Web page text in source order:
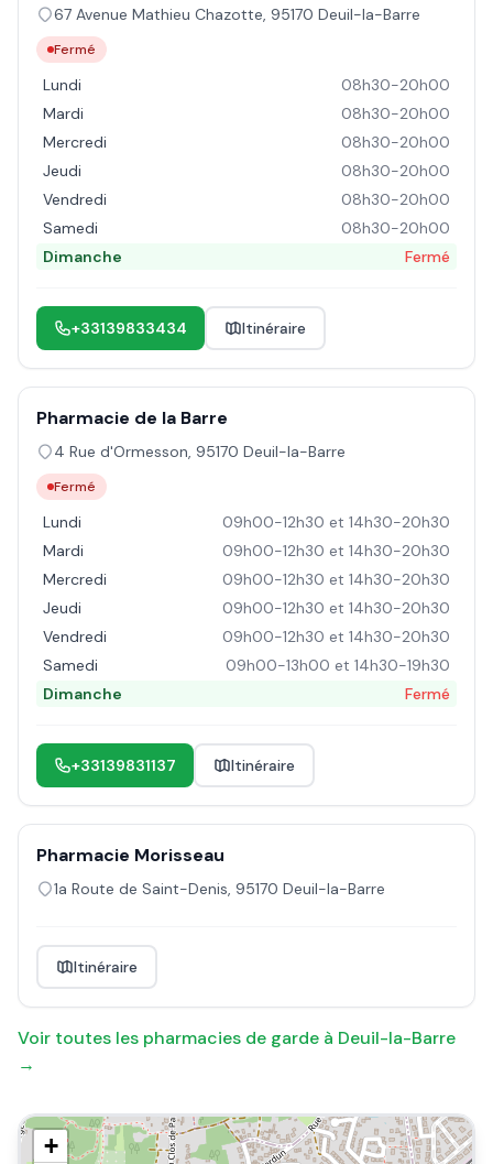
67 Avenue Mathieu Chazotte, 95170 Deuil-la-Barre
Fermé
Lundi
08h30-20h00
Mardi
08h30-20h00
Mercredi
08h30-20h00
Jeudi
08h30-20h00
Vendredi
08h30-20h00
Samedi
08h30-20h00
Dimanche
Fermé
+33139833434 Itinéraire
Pharmacie de la Barre
4 Rue d'Ormesson, 95170 Deuil-la-Barre
Fermé
Lundi
09h00-12h30 et 14h30-20h30
Mardi
09h00-12h30 et 14h30-20h30
Mercredi
09h00-12h30 et 14h30-20h30
Jeudi
09h00-12h30 et 14h30-20h30
Vendredi
09h00-12h30 et 14h30-20h30
Samedi
09h00-13h00 et 14h30-19h30
Dimanche
Fermé
+33139831137 Itinéraire
Pharmacie Morisseau
1a Route de Saint-Denis, 95170 Deuil-la-Barre
Itinéraire
Voir toutes les pharmacies de garde à Deuil-la-Barre
→
+